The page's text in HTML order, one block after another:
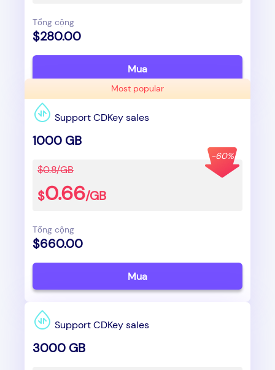
Tổng cộng
$280.00
Mua
Support CDKey sales
Most popular
-60%
1000 GB
$0.8/GB
$0.66/GB
Tổng cộng
$660.00
Mua
Support CDKey sales
3000 GB